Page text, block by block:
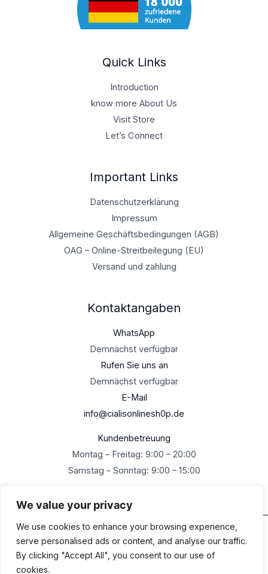
We value your privacy
We use cookies to enhance your browsing experience,
serve personalised ads or content, and analyse our traffic.
By clicking "Accept All", you consent to our use of
cookies.
Quick Links
Introduction
know more About Us
Visit Store
Let’s Connect
Important Links
Datenschutzerklärung
Impressum
Allgemeine Geschäftsbedingungen (AGB)
OAG – Online-Streitbeilegung (EU)
Versand und zahlung
Kontaktangaben
WhatsApp
Demnächst verfügbar
Rufen Sie uns an
Demnächst verfügbar
E-Mail
info@cialisonlinesh0p.de
Kundenbetreuung
Montag – Freitag: 9:00 – 20:00
Samstag – Sonntag: 9:00 – 15:00
Urheberrecht © 2026 Cialisonlineshop.de Alle Rechte
vorbehalten